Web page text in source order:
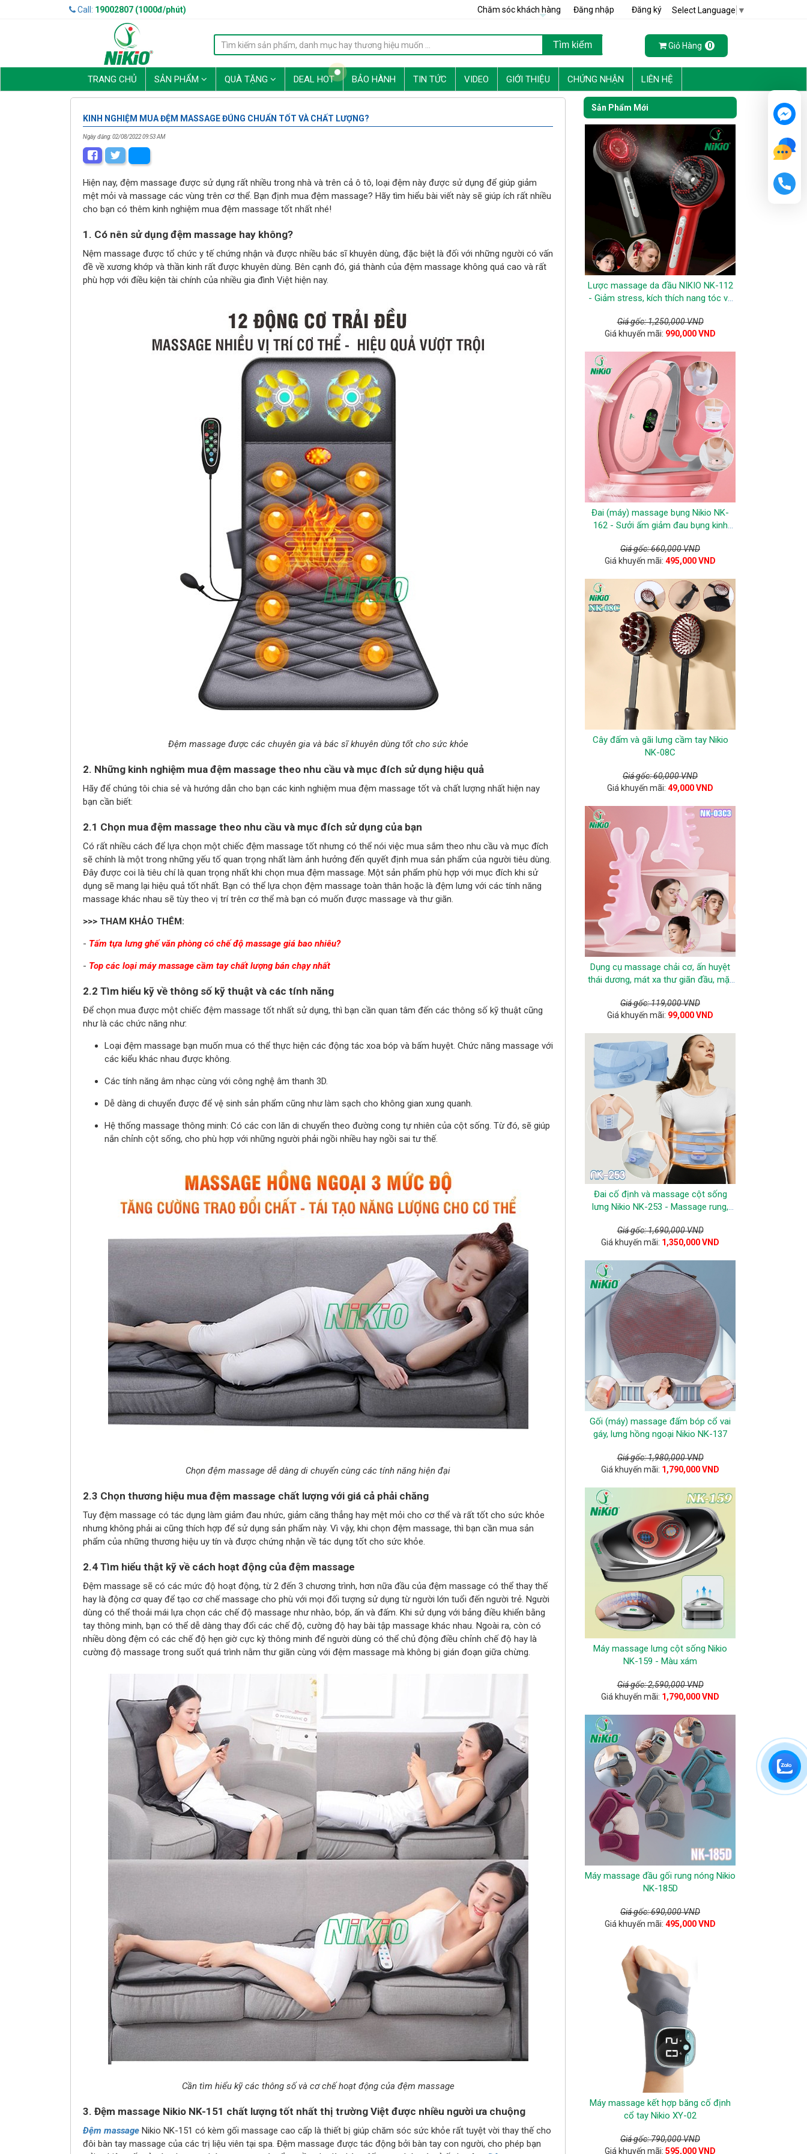
Call: 19002807 (1000đ/phút) Chăm sóc khách hàng Đăng nhập Đăng ký Select Language ▼
Giỏ Hàng 0
TRANG CHỦ SẢN PHẨM QUÀ TẶNG DEAL HOT BẢO HÀNH TIN TỨC VIDEO GIỚI THIỆU CHỨNG NHẬN LIÊN HỆ
KINH NGHIỆM MUA ĐỆM MASSAGE ĐÚNG CHUẨN TỐT VÀ CHẤT LƯỢNG?
Ngày đăng: 02/08/2022 09:53 AM
Hiện nay, đệm massage được sử dụng rất nhiều trong nhà và trên cả ô tô, loại đệm này được sử dụng để giúp giảm
mệt mỏi và massage các vùng trên cơ thể. Bạn định mua đệm massage? Hãy tìm hiểu bài viết này sẽ giúp ích rất nhiều
cho bạn có thêm kinh nghiệm mua đệm massage tốt nhất nhé!
1. Có nên sử dụng đệm massage hay không?
Nệm massage được tổ chức y tế chứng nhận và được nhiều bác sĩ khuyên dùng, đặc biệt là đối với những người có vấn
đề về xương khớp và thần kinh rất được khuyên dùng. Bên cạnh đó, giá thành của đệm massage không quá cao và rất
phù hợp với điều kiện tài chính của nhiều gia đình Việt hiện nay.
Đệm massage được các chuyên gia và bác sĩ khuyên dùng tốt cho sức khỏe
2. Những kinh nghiệm mua đệm massage theo nhu cầu và mục đích sử dụng hiệu quả
Hãy để chúng tôi chia sẻ và hướng dẫn cho bạn các kinh nghiệm mua đệm massage tốt và chất lượng nhất hiện nay
bạn cần biết:
2.1 Chọn mua đệm massage theo nhu cầu và mục đích sử dụng của bạn
Có rất nhiều cách để lựa chọn một chiếc đệm massage tốt nhưng có thể nói việc mua sắm theo nhu cầu và mục đích
sẽ chính là một trong những yếu tố quan trọng nhất làm ảnh hưởng đến quyết định mua sản phẩm của người tiêu dùng.
Đây được coi là tiêu chí là quan trọng nhất khi chọn mua đệm massage. Một sản phẩm phù hợp với mục đích khi sử
dụng sẽ mang lại hiệu quả tốt nhất. Bạn có thể lựa chọn đệm massage toàn thân hoặc là đệm lưng với các tính năng
massage khác nhau sẽ tùy theo vị trí trên cơ thể mà bạn có muốn được massage và thư giãn.
>>> THAM KHẢO THÊM:
- Tấm tựa lưng ghế văn phòng có chế độ massage giá bao nhiêu?
- Top các loại máy massage cầm tay chất lượng bán chạy nhất
2.2 Tìm hiểu kỹ về thông số kỹ thuật và các tính năng
Để chọn mua được một chiếc đệm massage tốt nhất sử dụng, thì bạn cần quan tâm đến các thông số kỹ thuật cũng
như là các chức năng như:
Loại đệm massage bạn muốn mua có thể thực hiện các động tác xoa bóp và bấm huyệt. Chức năng massage với
các kiểu khác nhau được không.
Các tính năng âm nhạc cùng với công nghệ âm thanh 3D.
Dễ dàng di chuyển được để vệ sinh sản phẩm cũng như làm sạch cho không gian xung quanh.
Hệ thống massage thông minh: Có các con lăn di chuyển theo đường cong tự nhiên của cột sống. Từ đó, sẽ giúp
nắn chỉnh cột sống, cho phù hợp với những người phải ngồi nhiều hay ngồi sai tư thế.
Chọn đệm massage dễ dàng di chuyển cùng các tính năng hiện đại
2.3 Chọn thương hiệu mua đệm massage chất lượng với giá cả phải chăng
Tuy đệm massage có tác dụng làm giảm đau nhức, giảm căng thẳng hay mệt mỏi cho cơ thể và rất tốt cho sức khỏe
nhưng không phải ai cũng thích hợp để sử dụng sản phẩm này. Vì vậy, khi chọn đệm massage, thì bạn cần mua sản
phẩm của những thương hiệu uy tín và được chứng nhận về tác dụng tốt cho sức khỏe.
2.4 Tìm hiểu thật kỹ về cách hoạt động của đệm massage
Đệm massage sẽ có các mức độ hoạt động, từ 2 đến 3 chương trình, hơn nữa đầu của đệm massage có thể thay thế
hay là động cơ quay để tạo cơ chế massage cho phù với mọi đối tượng sử dụng từ người lớn tuổi đến người trẻ. Người
dùng có thể thoải mái lựa chọn các chế độ massage như nhào, bóp, ấn và đấm. Khi sử dụng với bảng điều khiển bằng
tay thông minh, bạn có thể dễ dàng thay đổi các chế độ, cường độ hay bài tập massage khác nhau. Ngoài ra, còn có
nhiều dòng đệm có các chế độ hẹn giờ cực kỳ thông minh để người dùng có thể chủ động điều chỉnh chế độ hay là
cường độ massage trong suốt quá trình nằm thư giãn cùng với đệm massage mà không bị gián đoạn giữa chừng.
Cần tìm hiểu kỹ các thông số và cơ chế hoạt động của đệm massage
3. Đệm massage Nikio NK-151 chất lượng tốt nhất thị trường Việt được nhiều người ưa chuộng
Đệm massage Nikio NK-151 có kèm gối massage cao cấp là thiết bị giúp chăm sóc sức khỏe rất tuyệt vời thay thế cho
đôi bàn tay massage của các trị liệu viên tại spa. Đệm massage được tác động bởi bàn tay con người, cho phép bạn
Sản Phẩm Mới
Lược massage da đầu NIKIO NK-112
- Giảm stress, kích thích nang tóc và
Giá gốc: 1,250,000 VND
Giá khuyến mãi: 990,000 VND
Đai (máy) massage bụng Nikio NK-
162 - Sưởi ấm giảm đau bụng kinh
Giá gốc: 660,000 VND
Giá khuyến mãi: 495,000 VND
Cây đấm và gãi lưng cầm tay Nikio
NK-08C
Giá gốc: 60,000 VND
Giá khuyến mãi: 49,000 VND
Dụng cụ massage chải cơ, ấn huyệt
thái dương, mát xa thư giãn đầu, mặt
Giá gốc: 119,000 VND
Giá khuyến mãi: 99,000 VND
Đai cố định và massage cột sống
lưng Nikio NK-253 - Massage rung,
Giá gốc: 1,690,000 VND
Giá khuyến mãi: 1,350,000 VND
Gối (máy) massage đấm bóp cổ vai
gáy, lưng hồng ngoại Nikio NK-137
Giá gốc: 1,980,000 VND
Giá khuyến mãi: 1,790,000 VND
Máy massage lưng cột sống Nikio
NK-159 - Màu xám
Giá gốc: 2,590,000 VND
Giá khuyến mãi: 1,790,000 VND
Máy massage đầu gối rung nóng Nikio
NK-185D
Giá gốc: 690,000 VND
Giá khuyến mãi: 495,000 VND
Máy massage kết hợp băng cố định
cổ tay Nikio XY-02
Giá gốc: 790,000 VND
Giá khuyến mãi: 595,000 VND